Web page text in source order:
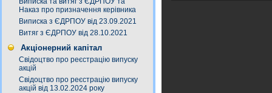
Наказ про призначення керівника
Виписка з ЄДРПОУ від 23.09.2021
Витяг з ЄДРПОУ від 28.10.2021
Акціонерний капітал
Свідоцтво про реєстрацію випуску
акцій
Свідоцтво про реєстрацію випуску
акцій від 13.02.2024 року